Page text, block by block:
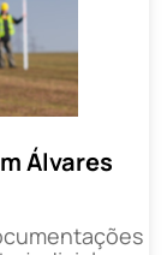
Álvares